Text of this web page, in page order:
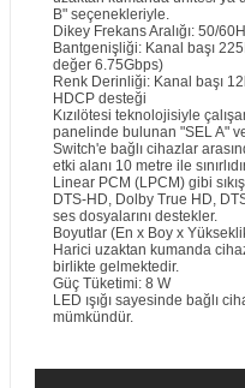
B" seçenekleriyle.
Dikey Frekans Aralığı: 50/
Bantgenişliği: Kanal başı
değer 6.75Gbps)
Renk Derinliği: Kanal başı
HDCP desteği
Kızılötesi teknolojisiyle
panelinde bulunan "SEL A"
Switch'e bağlı cihazlar
etki alanı 10 metre ile
Linear PCM (LPCM) gibi
DTS-HD, Dolby True HD,
ses dosyalarını destekler.
Boyutlar (En x Boy x
Harici uzaktan kumanda
birlikte gelmektedir.
Güç Tüketimi: 8 W
LED ışığı sayesinde bağlı
mümkündür.